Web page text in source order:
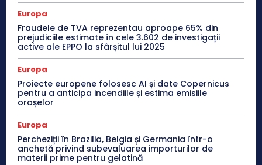
Europa
Fraudele de TVA reprezentau aproape 65% din
prejudiciile estimate în cele 3.602 de investigații
active ale EPPO la sfârșitul lui 2025
Europa
Proiecte europene folosesc AI și date Copernicus
pentru a anticipa incendiile și estima emisiile
orașelor
Europa
Percheziții în Brazilia, Belgia și Germania într-o
anchetă privind subevaluarea importurilor de
materii prime pentru gelatină